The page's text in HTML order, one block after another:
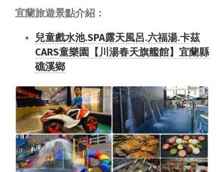
宜蘭旅遊景點介紹：
兒童戲水池.SPA露天風呂.六福湯.卡茲
CARS童樂園【川湯春天旗艦館】宜蘭縣
礁溪鄉